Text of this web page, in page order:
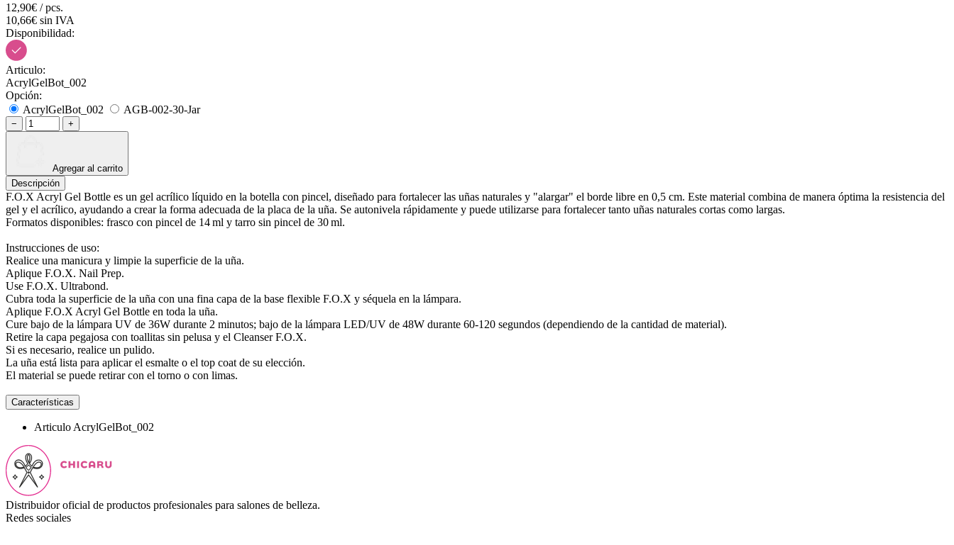
12,90€ / pcs.
10,66€ sin IVA
Disponibilidad:
Articulo:
AcrylGelBot_002
Opción:
AcrylGelBot_002
AGB-002-30-Jar
− +
Agregar al carrito
Descripción
F.O.X Acryl Gel Bottle es un gel acrílico líquido en la botella con pincel, diseñado para fortalecer las uñas naturales y "alargar" el borde libre en 0,5 cm. Este material combina de manera óptima la resistencia del
gel y el acrílico, ayudando a crear la forma adecuada de la placa de la uña. Se autonivela rápidamente y puede utilizarse para fortalecer tanto uñas naturales cortas como largas.
Formatos disponibles: frasco con pincel de 14 ml y tarro sin pincel de 30 ml.
Instrucciones de uso:
Realice una manicura y limpie la superficie de la uña.
Aplique F.O.X. Nail Prep.
Use F.O.X. Ultrabond.
Cubra toda la superficie de la uña con una fina capa de la base flexible F.O.X y séquela en la lámpara.
Aplique F.O.X Acryl Gel Bottle en toda la uña.
Cure bajo de la lámpara UV de 36W durante 2 minutos; bajo de la lámpara LED/UV de 48W durante 60-120 segundos (dependiendo de la cantidad de material).
Retire la capa pegajosa con toallitas sin pelusa y el Cleanser F.O.X.
Si es necesario, realice un pulido.
La uña está lista para aplicar el esmalte o el top coat de su elección.
El material se puede retirar con el torno o con limas.
Características
Articulo AcrylGelBot_002
Distribuidor oficial de productos profesionales para salones de belleza.
Redes sociales